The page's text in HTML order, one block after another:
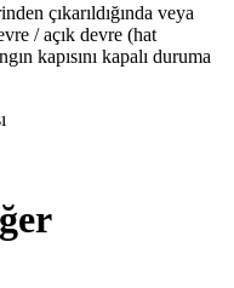
çıkarıldığında veya
/ açık devre (hat
kapısını kapalı duruma